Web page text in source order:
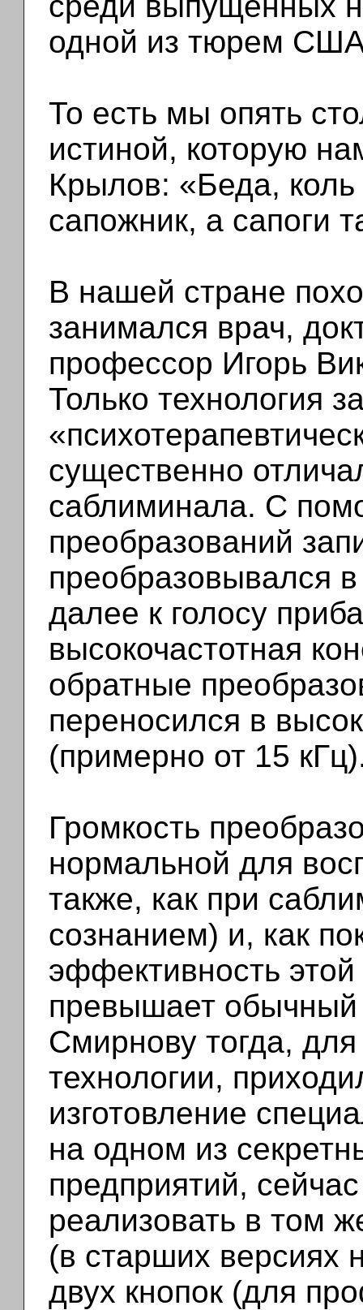
одной из тюрем
То есть мы опять
истиной, которую
Крылов: «Беда, коль
сапожник, а сапоги
В нашей стране
занимался врач,
профессор Игорь
Только технология
существенно
саблиминала. С
преобразований
преобразовывался
далее к голосу
высокочастотная
обратные
переносился в
(примерно от 15
Громкость
нормальной для
также, как при
сознанием) и, как
эффективность этой
превышает
Смирнову тогда,
технологии,
изготовление
на одном из
предприятий,
реализовать в том
(в старших версиях
двух кнопок (для